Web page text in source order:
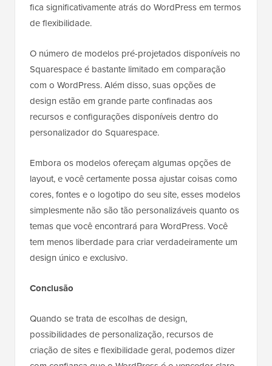
fica significativamente atrás do WordPress em termos
de flexibilidade.
O número de modelos pré-projetados disponíveis no
Squarespace é bastante limitado em comparação
com o WordPress. Além disso, suas opções de
design estão em grande parte confinadas aos
recursos e configurações disponíveis dentro do
personalizador do Squarespace.
Embora os modelos ofereçam algumas opções de
layout, e você certamente possa ajustar coisas como
cores, fontes e o logotipo do seu site, esses modelos
simplesmente não são tão personalizáveis quanto os
temas que você encontrará para WordPress. Você
tem menos liberdade para criar verdadeiramente um
design único e exclusivo.
Conclusão
Quando se trata de escolhas de design,
possibilidades de personalização, recursos de
criação de sites e flexibilidade geral, podemos dizer